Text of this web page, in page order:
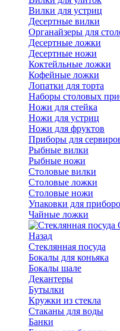
Вилки для устриц
Десертные вилки
Органайзеры для
Десертные ложки
Десертные ножи
Коктейльные ложки
Кофейные ложки
Лопатки для торта
Наборы столовых
Ножи для стейка
Ножи для устриц
Ножи для фруктов
Приборы для
Рыбные вилки
Рыбные ножи
Столовые вилки
Столовые ложки
Столовые ножи
Упаковки для
Чайные ложки
Назад
Стеклянная посуда
Бокалы для коньяка
Бокалы шале
Декантеры
Бутылки
Кружки из стекла
Стаканы для воды
Банки